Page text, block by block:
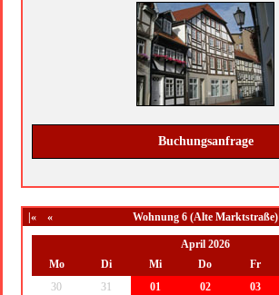
Buchungsanfrage
|« « Wohnung 6 (Alte Marktstraße)
April 2026
Mo
Di Mi Do Fr
30
31 01 02 03